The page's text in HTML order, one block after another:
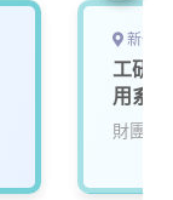
新竹
工研
用系
財團法